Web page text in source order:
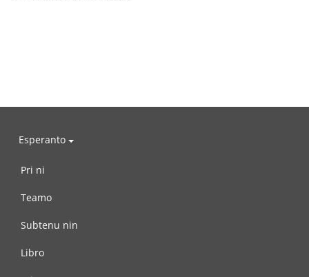
Esperanto
Pri ni
Teamo
Subtenu nin
Libro